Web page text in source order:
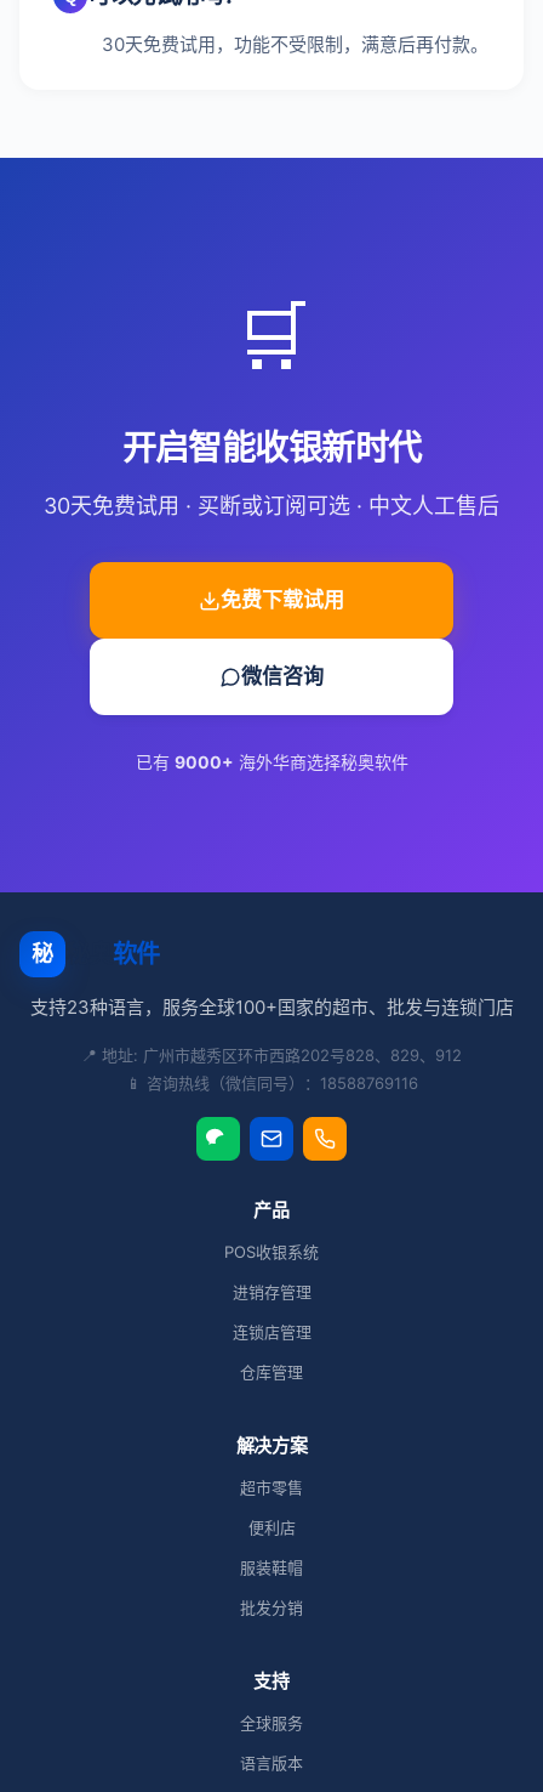
30天免费试用，功能不受限制，满意后再付款。
🛒
开启智能收银新时代
30天免费试用 · 买断或订阅可选 · 中文人工售后
免费下载试用
微信咨询
已有 9000+ 海外华商选择秘奥软件
秘 软件
支持23种语言，服务全球100+国家的超市、批发与连锁门店
📍 地址: 广州市越秀区环市西路202号828、829、912
📱 咨询热线（微信同号）：18588769116
产品
POS收银系统
进销存管理
连锁店管理
仓库管理
解决方案
超市零售
便利店
服装鞋帽
批发分销
支持
全球服务
语言版本